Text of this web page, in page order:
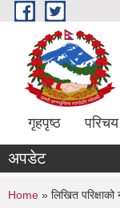
Skip to main content
गृहपृष्ठ परिचय
अपडेट
You are
Home » लिखित